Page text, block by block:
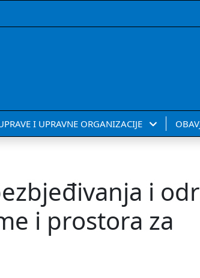
I UPRAVNE ORGANIZACIJE
i
i prostora za